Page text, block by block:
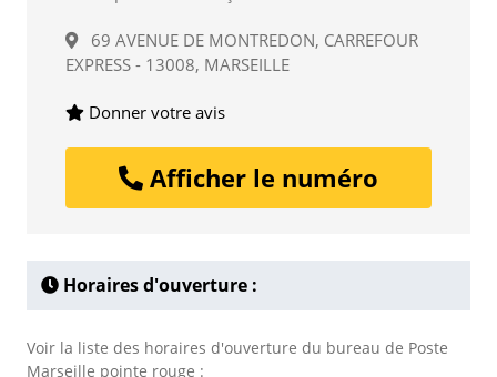
69 AVENUE DE MONTREDON, CARREFOUR
EXPRESS - 13008, MARSEILLE
Donner votre avis
Afficher le numéro
Horaires d'ouverture :
Voir la liste des horaires d'ouverture du bureau de Poste
Marseille pointe rouge :